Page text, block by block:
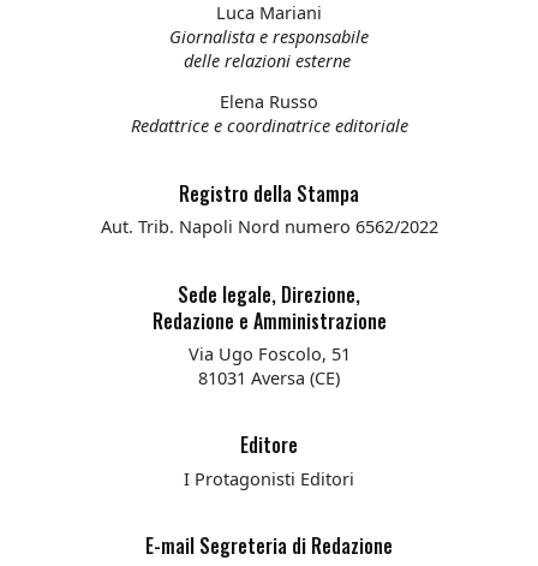
Luca Mariani
Giornalista e responsabile
delle relazioni esterne
Elena Russo
Redattrice e coordinatrice editoriale
Registro della Stampa
Aut. Trib. Napoli Nord numero 6562/2022
Sede legale, Direzione,
Redazione e Amministrazione
Via Ugo Foscolo, 51
81031 Aversa (CE)
Editore
I Protagonisti Editori
E-mail Segreteria di Redazione